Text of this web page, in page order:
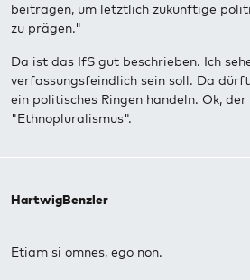
beitragen, um letztlich zukünftige
zu prägen."
Da ist das IfS gut beschrieben. Ich
verfassungsfeindlich sein soll. Da
ein politisches Ringen handeln. Ok,
"Ethnopluralismus".
HartwigBenzler
Etiam si omnes, ego non.